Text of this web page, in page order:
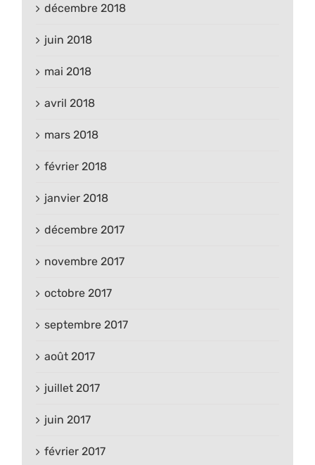
décembre 2018
juin 2018
mai 2018
avril 2018
mars 2018
février 2018
janvier 2018
décembre 2017
novembre 2017
octobre 2017
septembre 2017
août 2017
juillet 2017
juin 2017
février 2017